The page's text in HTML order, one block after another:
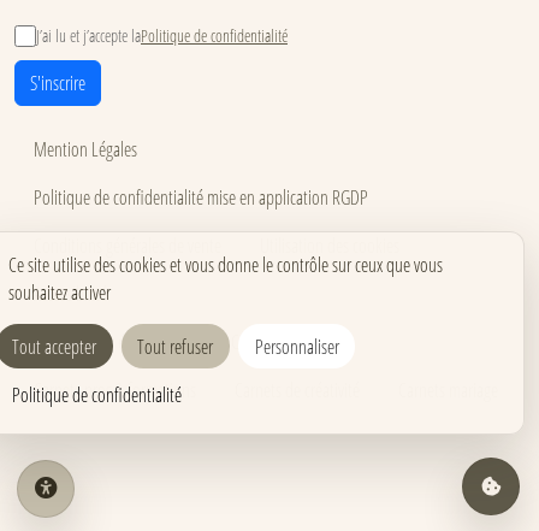
J’ai lu et j’accepte laPolitique de confidentialité
S'inscrire
Mention Légales
Politique de confidentialité mise en application RGDP
Accessibilité
Carnets pour événements
Carnets corporate
Carnets pros & formations
Ce site utilise des cookies et vous donne le contrôle sur ceux que vous
souhaitez activer
Tout accepter Tout refuser
Personnaliser
Politique de confidentialité